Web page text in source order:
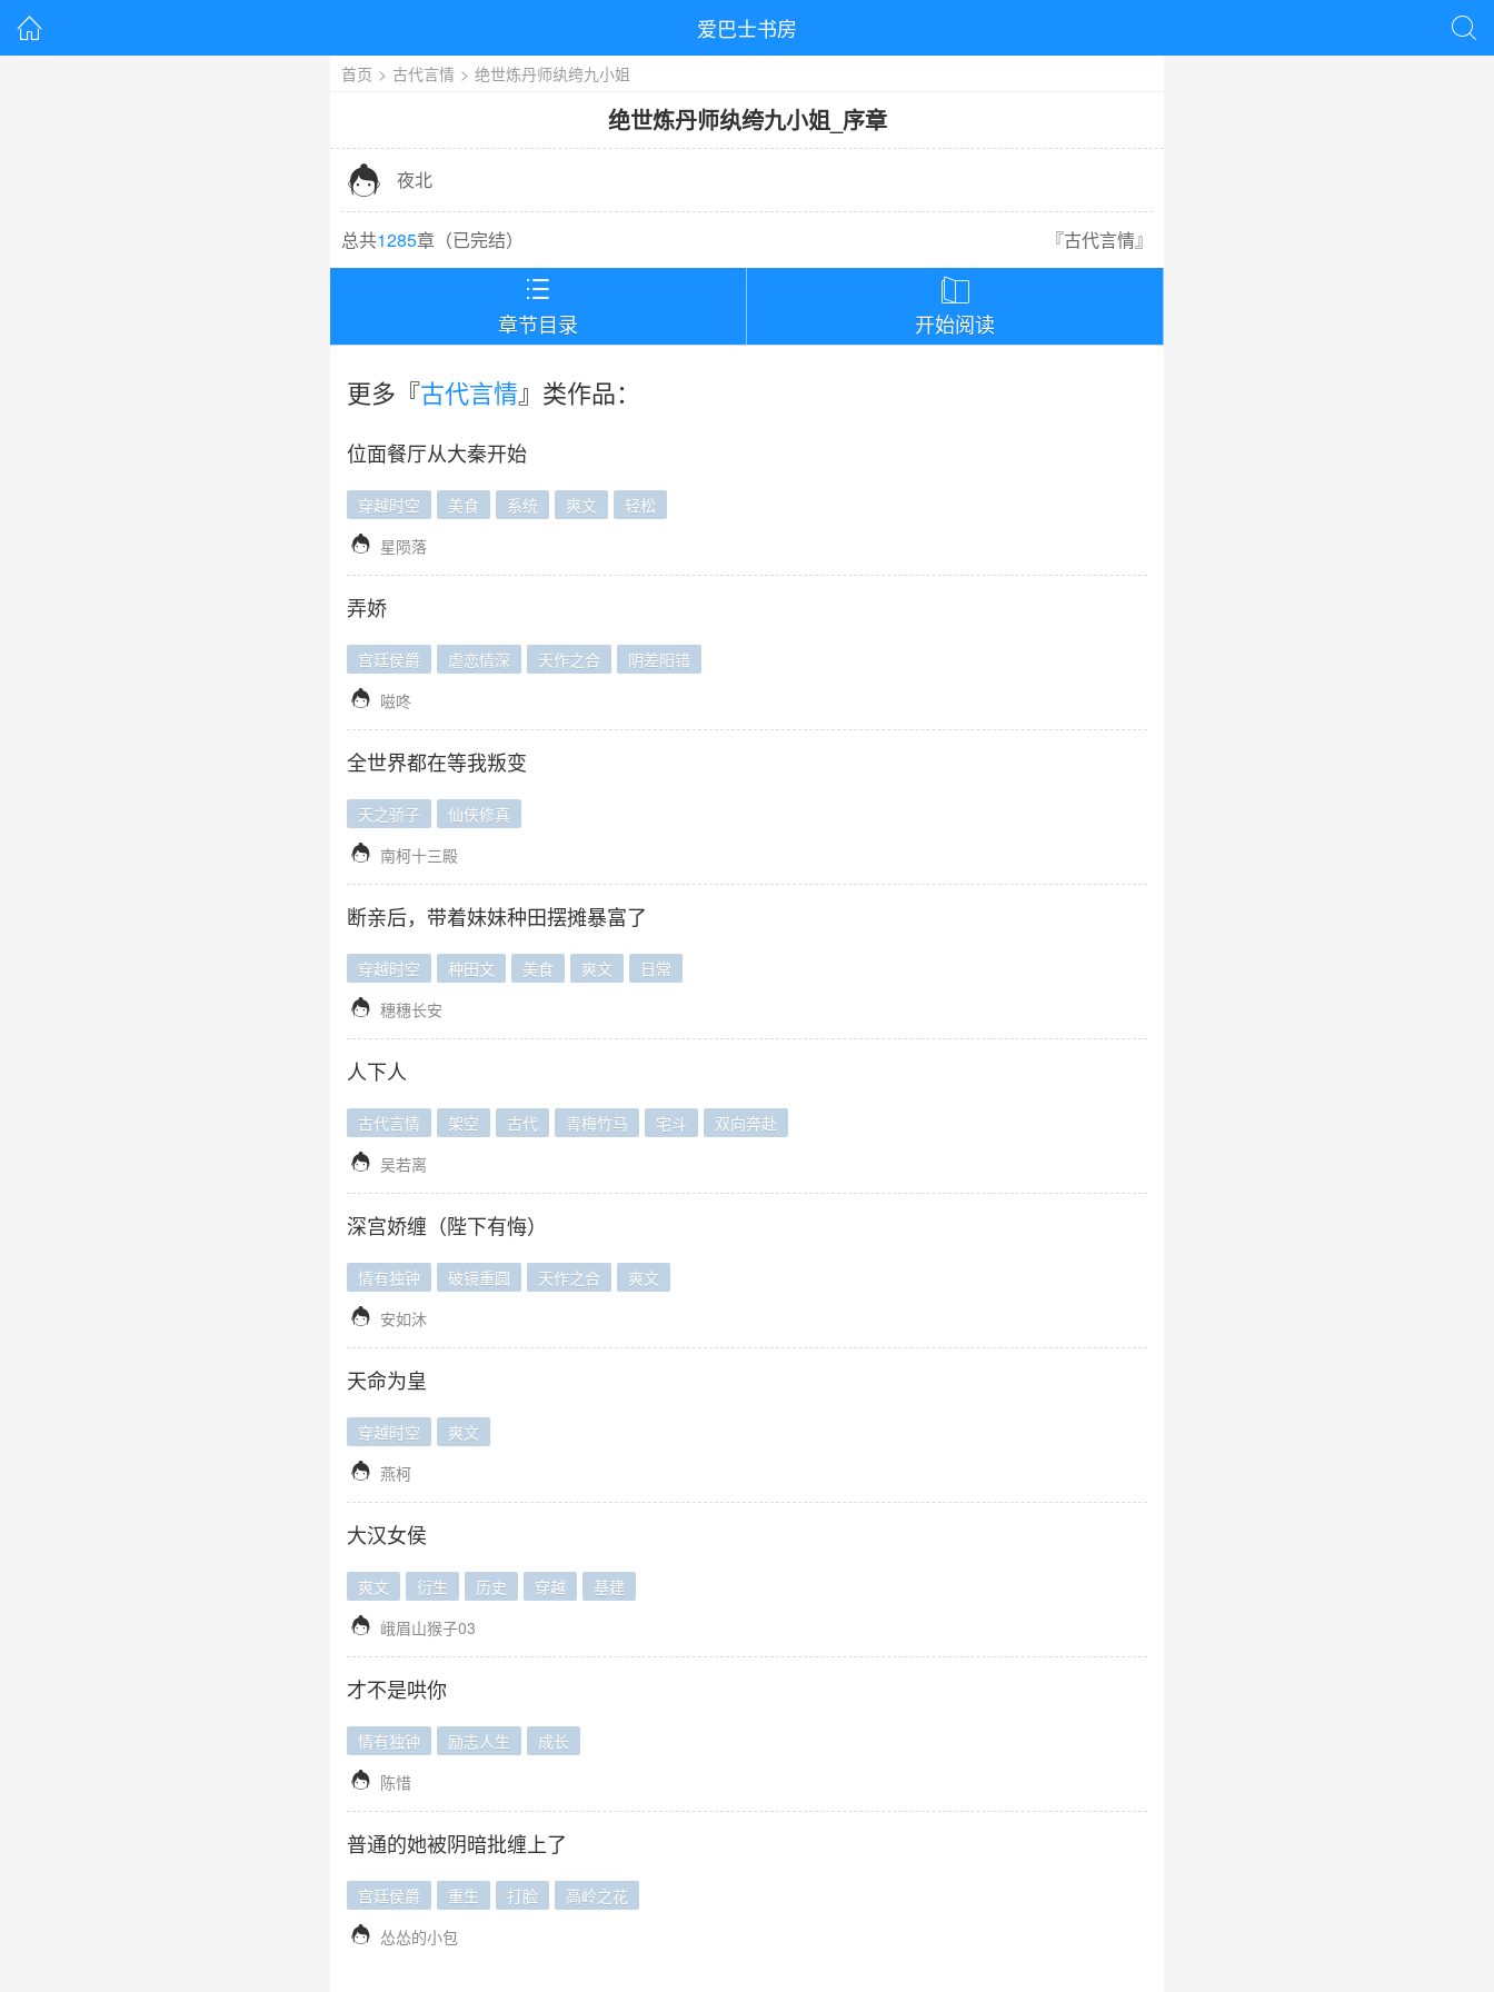
 爱巴士书房 
首页 > 古代言情 > 绝世炼丹师纨绔九小姐
绝世炼丹师纨绔九小姐_ 序章
 夜北
总共1285章（已完结） 『古代言情』

章节目录

开始阅读
更多『古代言情』类作品：
位面餐厅从大秦开始
穿越时空 美食 系统 爽文 轻松
 星陨落
弄娇
宫廷侯爵 虐恋情深 天作之合 阴差阳错
 嗞咚
全世界都在等我叛变
天之骄子 仙侠修真
 南柯十三殿
断亲后，带着妹妹种田摆摊暴富了
穿越时空 种田文 美食 爽文 日常
 穗穗长安
人下人
古代言情 架空 古代 青梅竹马 宅斗 双向奔赴
 吴若离
深宫娇缠（陛下有悔）
情有独钟 破镜重圆 天作之合 爽文
 安如沐
天命为皇
穿越时空 爽文
 燕柯
大汉女侯
爽文 衍生 历史 穿越 基建
 峨眉山猴子03
才不是哄你
情有独钟 励志人生 成长
 陈惜
普通的她被阴暗批缠上了
宫廷侯爵 重生 打脸 高岭之花
 怂怂的小包